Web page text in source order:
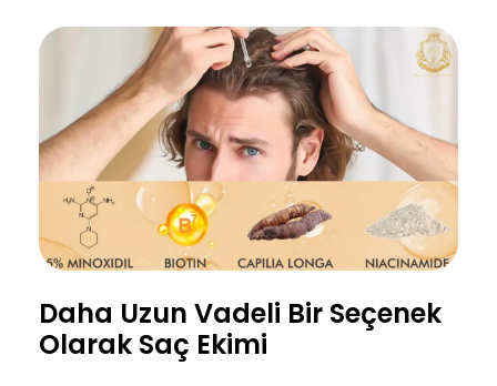
Daha Uzun Vadeli Bir Seçenek
Olarak Saç Ekimi